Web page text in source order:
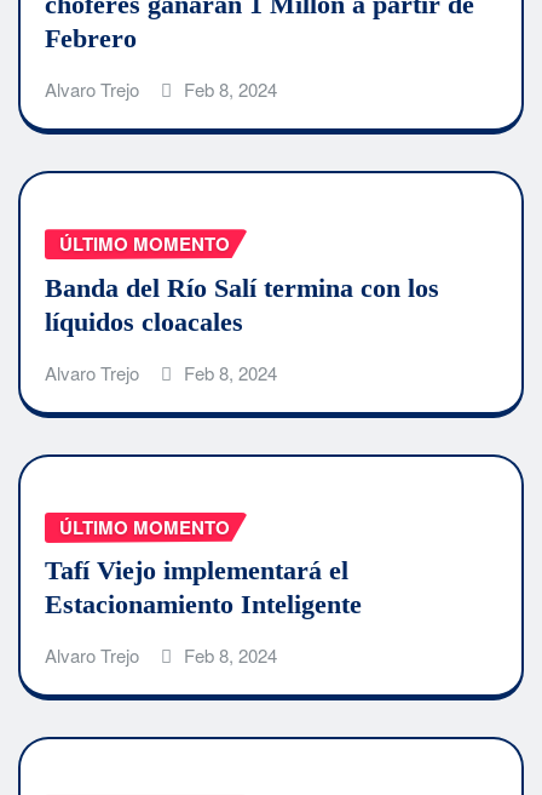
Febrero
Alvaro Trejo Feb 8, 2024
ÚLTIMO MOMENTO
Banda del Río Salí termina con los
líquidos cloacales
Alvaro Trejo Feb 8, 2024
ÚLTIMO MOMENTO
Tafí Viejo implementará el
Estacionamiento Inteligente
Alvaro Trejo Feb 8, 2024